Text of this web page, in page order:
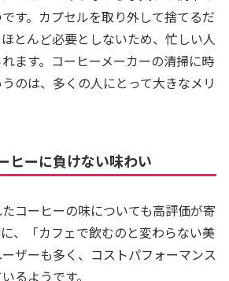
す。カプセルを取り外して捨てるだ
とんど必要としないため、忙しい人
ます。コーヒーメーカーの清掃に時
のは、多くの人にとって大きなメリ
ヒーに負けない味わい
コーヒーの味についても高評価が寄
、「カフェで飲むのと変わらない美
ザーも多く、コストパフォーマンス
るようです。